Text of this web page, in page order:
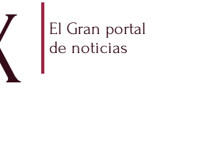
El Gran portal
de noticias